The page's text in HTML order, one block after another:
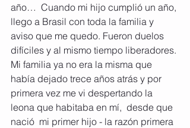
año…  Cuando mi hijo cumplió un año,
llego a Brasil con toda la familia y
aviso que me quedo. Fueron duelos
difíciles y al mismo tiempo liberadores.
Mi familia ya no era la misma que
había dejado trece años atrás y por
primera vez me vi despertando la
leona que habitaba en mí,  desde que
nació  mi primer hijo - la razón primera